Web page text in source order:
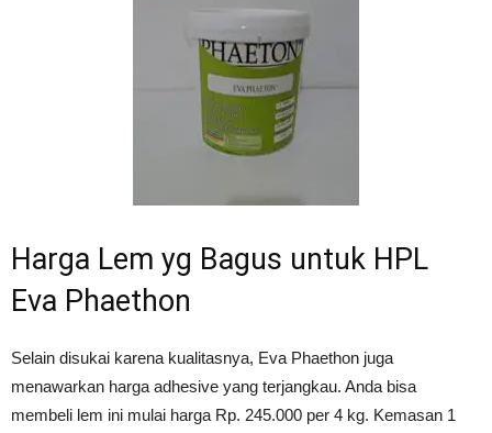
Harga Lem yg Bagus untuk HPL
Eva Phaethon
Selain disukai karena kualitasnya, Eva Phaethon juga
menawarkan harga adhesive yang terjangkau. Anda bisa
membeli lem ini mulai harga Rp. 245.000 per 4 kg. Kemasan 1